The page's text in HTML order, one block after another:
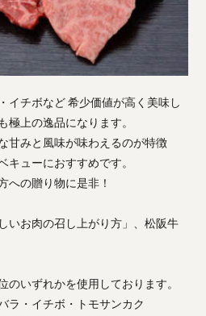
イチボなど 希少価値が高く美味し
極上の逸品になります。
甘みと風味が味わえるのが特徴
キューにおすすめです。
への贈り物に是非！
いお肉の召し上がり方」、松阪牛
いずれかを使用しております。
ラ・イチボ・トモサンカク